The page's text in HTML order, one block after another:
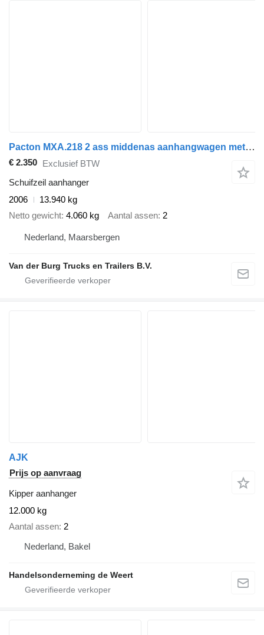
Pacton MXA.218 2 ass middenas aanhangwagen met afzetbak
€ 2.350 Exclusief BTW
Schuifzeil aanhanger
2006
13.940 kg
Netto gewicht 4.060 kg Aantal assen 2
Nederland, Maarsbergen
Van der Burg Trucks en Trailers B.V.
AJK
Prijs op aanvraag
Kipper aanhanger
12.000 kg
Aantal assen 2
Nederland, Bakel
Handelsonderneming de Weert